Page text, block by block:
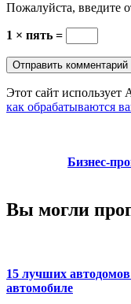
Пожалуйста, введите
1 × пять =
Этот сайт использует
как обрабатываются
Бизнес-
Вы могли
15 лучших
автомобиле